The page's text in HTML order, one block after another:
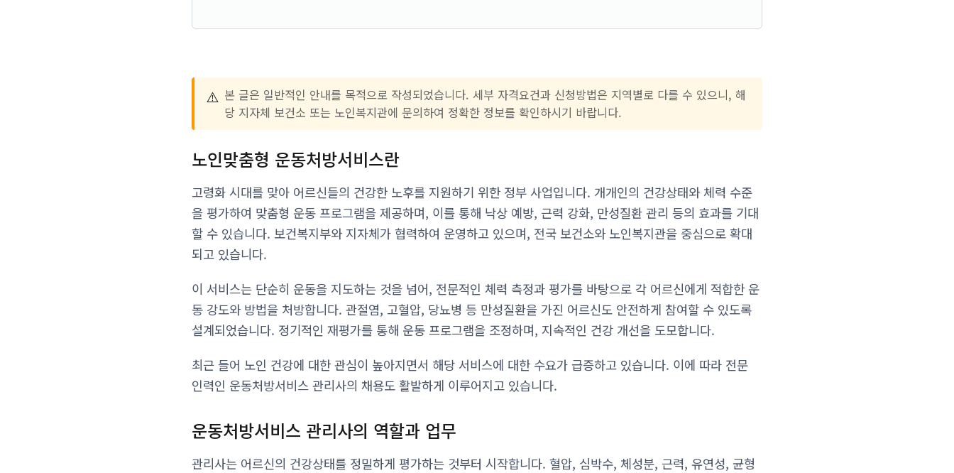
⚠️ 본 글은 일반적인 안내를 목적으로 작성되었습니다. 세부 자격요건과 신청방법은 지역별로 다를 수 있으니, 해
당 지자체 보건소 또는 노인복지관에 문의하여 정확한 정보를 확인하시기 바랍니다.
노인맞춤형 운동처방서비스란
고령화 시대를 맞아 어르신들의 건강한 노후를 지원하기 위한 정부 사업입니다. 개개인의 건강상태와 체력 수준
을 평가하여 맞춤형 운동 프로그램을 제공하며, 이를 통해 낙상 예방, 근력 강화, 만성질환 관리 등의 효과를 기대
할 수 있습니다. 보건복지부와 지자체가 협력하여 운영하고 있으며, 전국 보건소와 노인복지관을 중심으로 확대
되고 있습니다.
이 서비스는 단순히 운동을 지도하는 것을 넘어, 전문적인 체력 측정과 평가를 바탕으로 각 어르신에게 적합한 운
동 강도와 방법을 처방합니다. 관절염, 고혈압, 당뇨병 등 만성질환을 가진 어르신도 안전하게 참여할 수 있도록
설계되었습니다. 정기적인 재평가를 통해 운동 프로그램을 조정하며, 지속적인 건강 개선을 도모합니다.
최근 들어 노인 건강에 대한 관심이 높아지면서 해당 서비스에 대한 수요가 급증하고 있습니다. 이에 따라 전문
인력인 운동처방서비스 관리사의 채용도 활발하게 이루어지고 있습니다.
운동처방서비스 관리사의 역할과 업무
관리사는 어르신의 건강상태를 정밀하게 평가하는 것부터 시작합니다. 혈압, 심박수, 체성분, 근력, 유연성, 균형